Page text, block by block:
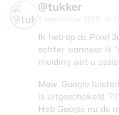
@tukker
Ik heb op de Pixel
echter wanneer ik
melding wilt u
Maw. Google
is uitgeschakeld.
Heb Google nu de